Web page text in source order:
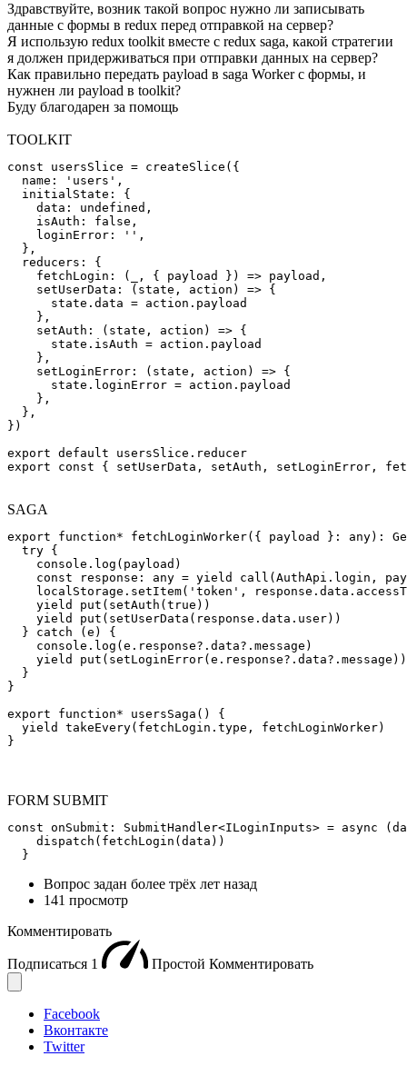
Здравствуйте, возник такой вопрос нужно ли записывать
данные с формы в redux перед отправкой на сервер?
Я использую redux toolkit вместе с redux saga, какой стратегии
я должен придерживаться при отправки данных на сервер?
Как правильно передать payload в saga Worker с формы, и
нужнен ли payload в toolkit?
Буду благодарен за помощь
TOOLKIT
const usersSlice = createSlice({
  name: 'users',
  initialState: {
    data: undefined,
    isAuth: false,
    loginError: '',
  },
  reducers: {
    fetchLogin: (_, { payload }) => payload,
    setUserData: (state, action) => {
      state.data = action.payload
    },
    setAuth: (state, action) => {
      state.isAuth = action.payload
    },
    setLoginError: (state, action) => {
      state.loginError = action.payload
    },
  },
})
export default usersSlice.reducer
export const { setUserData, setAuth, setLoginError,
SAGA
export function* fetchLoginWorker({ payload }: any):
  try {
    console.log(payload)
const response: any = yield call(AuthApi.login,
localStorage.setItem('token',
    yield put(setAuth(true))
    yield put(setUserData(response.data.user))
  } catch (e) {
    console.log(e.response?.data?.message)
    yield put(setLoginError(e.response?.data?.message))
  }
}
export function* usersSaga() {
  yield takeEvery(fetchLogin.type, fetchLoginWorker)
}
FORM SUBMIT
const onSubmit: SubmitHandler<ILoginInputs> = async
    dispatch(fetchLogin(data))
  }
Вопрос задан более трёх лет назад
141 просмотр
Комментировать
Подписаться 1 Простой Комментировать
Facebook
Вконтакте
Twitter